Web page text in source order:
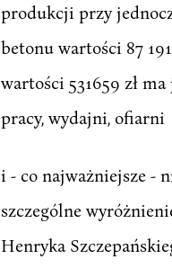
produkcji przy
betonu wartości 87
wartości 531659 zł
pracy, wydajni, ofiarni
i - co najważniejsze -
szczególne
Henryka